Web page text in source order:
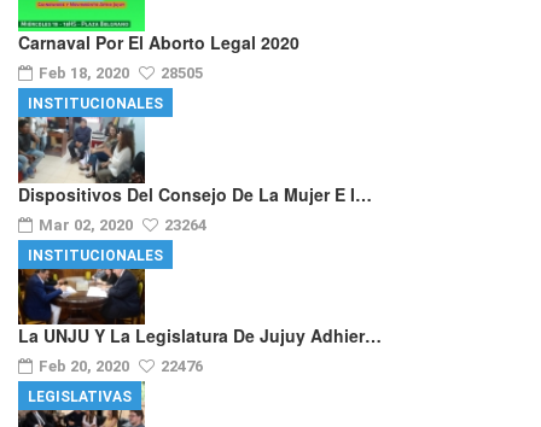
Carnaval Por El Aborto Legal 2020
Feb 18, 2020 28505
Dispositivos Del Consejo De La Mujer E I…
Mar 02, 2020 23264
INSTITUCIONALES
La UNJU Y La Legislatura De Jujuy Adhier…
Feb 20, 2020 22476
INSTITUCIONALES
LEGISLATIVAS